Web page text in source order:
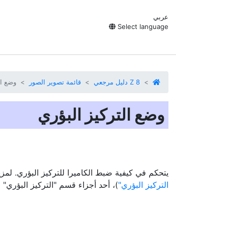
عربي
Select language
Z 8 دليل مرجعي قائمة تصوير الصور وضع
وضع التركيز البؤري
يتحكم في كيفية ضبط الكاميرا للتركيز البؤري.
التركيز البؤري )، أحد أجزاء قسم "التركيز